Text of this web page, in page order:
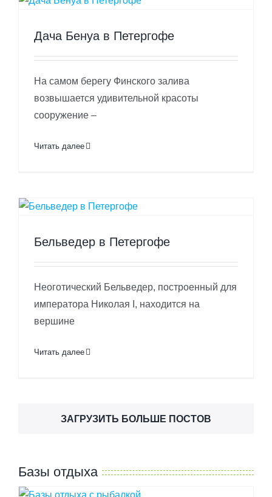
Дача Бенуа в Петергофе
На самом берегу Финского залива
возвышается удивительной красоты
сооружение –
Читать далее
Бельведер в Петергофе
Неоготический Бельведер, построенный для
императора Николая I, находится на
вершине
Читать далее
ЗАГРУЗИТЬ БОЛЬШЕ ПОСТОВ
Базы отдыха